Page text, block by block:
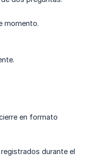
momento.
en formato
durante el